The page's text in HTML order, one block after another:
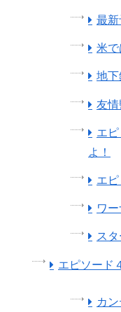
最新
米で
地下
友情
エ
よ！
エ
ワ
ス
エピソード
カ